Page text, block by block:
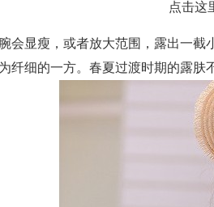
点击
会显瘦，或者放大范围，露出一
纤细的一方。春夏过渡时期的露肤